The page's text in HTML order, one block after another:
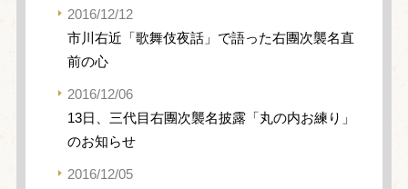
2016/12/12
市川右近「歌舞伎夜話」で語った右團次襲名直
前の心
2016/12/06
13日、三代目右團次襲名披露「丸の内お練り」
のお知らせ
2016/12/05